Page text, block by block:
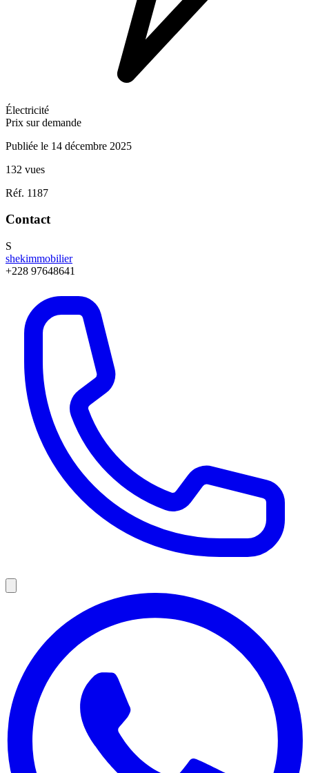
Électricité
Prix sur demande
Publiée le 14 décembre 2025
132 vues
Réf. 1187
Contact
S
shekimmobilier
+228 97648641